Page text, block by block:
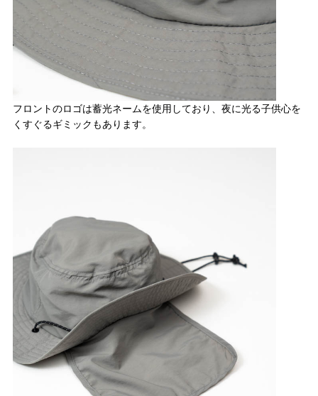
フロントのロゴは蓄光ネームを使用しており、夜に光る子供心を
くすぐるギミックもあります。